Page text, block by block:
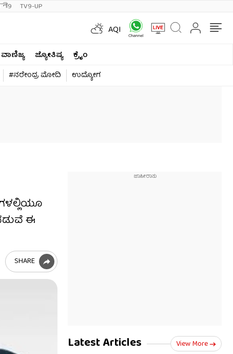
TV9-UP
AQI
ವಾಣಿಜ್ಯ ಜ್ಯೋತಿಷ್ಯ
ಕ್ರೈಂ
#ನರೇಂದ್ರ ಮೋದಿ ಉದ್ಯೋಗ
ಈ
SHARE
Latest Articles View More